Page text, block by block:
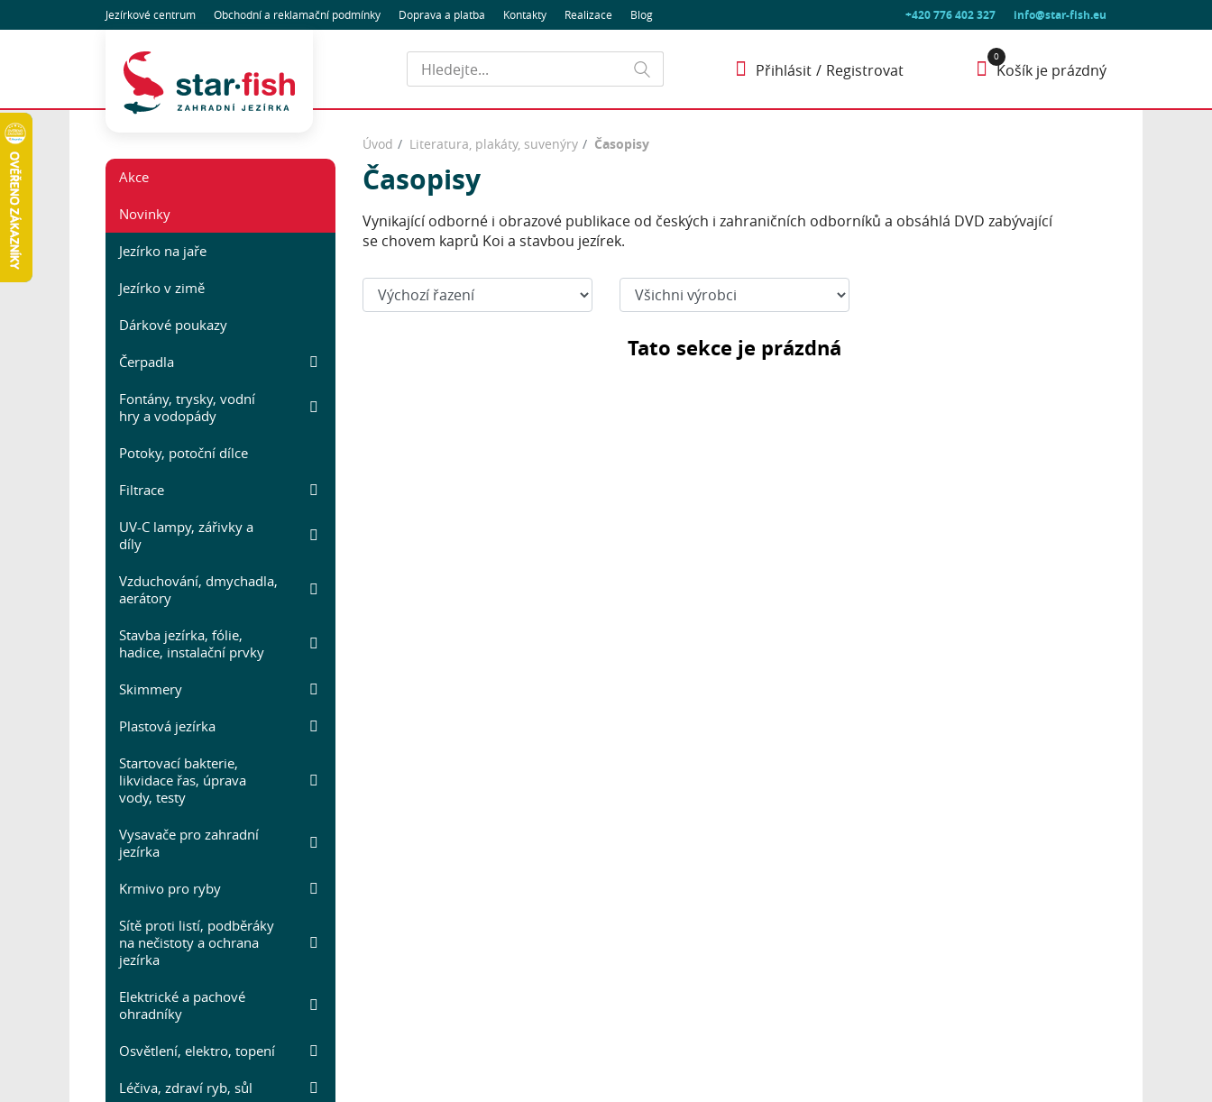
+420 776 402 327 info@star-fish.eu
Jezírkové centrum Obchodnía reklamační podmínky Doprava a platba Kontakty Realizace Blog
Hledat
Přihlásit Registrovat Košík je prázdný
Akce
Novinky
Jezírko na jaře
Jezírko v zimě
Dárkové poukazy
Čerpadla
Fontány, trysky, vodní
hry a vodopády
Potoky, potoční dílce
Filtrace
UV-C lampy, zářivky a
díly
Vzduchování, dmychadla,
aerátory
Stavba jezírka, fólie,
hadice, instalační prvky
Skimmery
Plastová jezírka
Startovací bakterie,
likvidace řas, úprava
vody, testy
Vysavače pro zahradní
jezírka
Krmivo pro ryby
Sítě proti listí, podběráky
na nečistoty a ochrana
jezírka
Elektrické a pachové
ohradníky
Osvětlení, elektro, topení
Léčiva, zdraví ryb, sůl
Úvod Literatura, plakáty, suvenýry Časopisy
Časopisy
Vynikající odborné i obrazové publikace od českých i zahraničních odborníků a obsáhlá DVD zabývající
se chovem kaprů Koi a stavbou jezírek.
Seřadit: Výrobci:
Tato sekce je prázdná